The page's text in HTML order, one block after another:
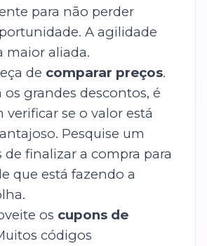
para não perder
A agilidade
maior aliada.
de comparar preços.
grandes descontos, é
verificar se o valor está
Pesquise um
de finalizar a compra para
que está fazendo a
os cupons de
códigos